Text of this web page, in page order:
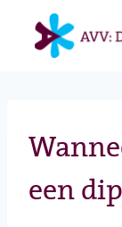
Doorgaan
naar
inhoud
een